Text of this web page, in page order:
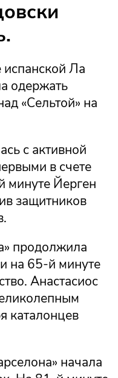
Ла
одержать
«Сельтой» на
с активной
в счете
минуте Йерген
защитников
продолжила
на 65-й минуте
Анастасиос
каталонцев
начала